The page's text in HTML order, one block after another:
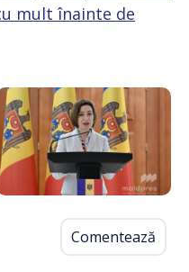
mult înainte de
Comentează